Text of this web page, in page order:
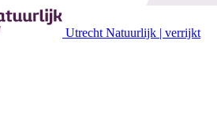
Utrecht Natuurlijk | verrijkt